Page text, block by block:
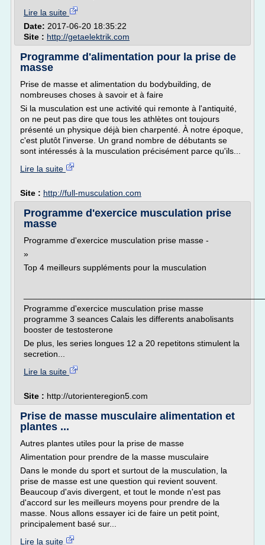
Lire la suite
Date: 2017-06-20 18:35:22
Site : http://getaelektrik.com
Programme d'alimentation pour la prise de
masse
Prise de masse et alimentation du bodybuilding, de
nombreuses choses à savoir et à faire
Si la musculation est une activité qui remonte à l'antiquité,
on ne peut pas dire que tous les athlètes ont toujours
présenté un physique déjà bien charpenté. À notre époque,
c'est plutôt l'inverse. Un grand nombre de débutants se
sont intéressés à la musculation précisément parce qu'ils...
Lire la suite
Site : http://full-musculation.com
Programme d'exercice musculation prise
masse
Programme d'exercice musculation prise masse -
»
Top 4 meilleurs suppléments pour la musculation
Programme d'exercice musculation prise masse
programme 3 seances Calais les differents anabolisants
booster de testosterone
De plus, les series longues 12 a 20 repetitons stimulent la
secretion...
Lire la suite
Site : http://utorienteregion5.com
Prise de masse musculaire alimentation et
plantes ...
Autres plantes utiles pour la prise de masse
Alimentation pour prendre de la masse musculaire
Dans le monde du sport et surtout de la musculation, la
prise de masse est une question qui revient souvent.
Beaucoup d'avis divergent, et tout le monde n'est pas
d'accord sur les meilleurs moyens pour prendre de la
masse. Nous allons essayer ici de faire un petit point,
principalement basé sur...
Lire la suite